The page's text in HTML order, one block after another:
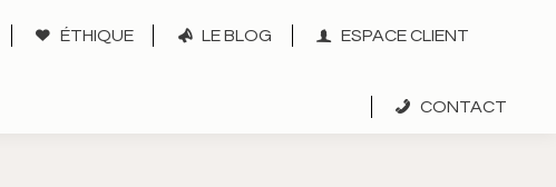
ÉTHIQUE LE BLOG ESPACE CLIENT
CONTACT